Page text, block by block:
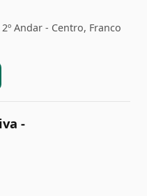
Andar - Centro, Franco
-